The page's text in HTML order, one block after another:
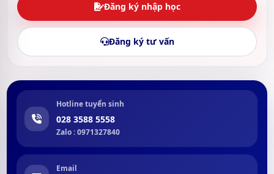
Đăng ký nhập học
Đăng ký tư vấn
Hotline tuyển sinh
028 3588 5558
Zalo : 0971327840
Email